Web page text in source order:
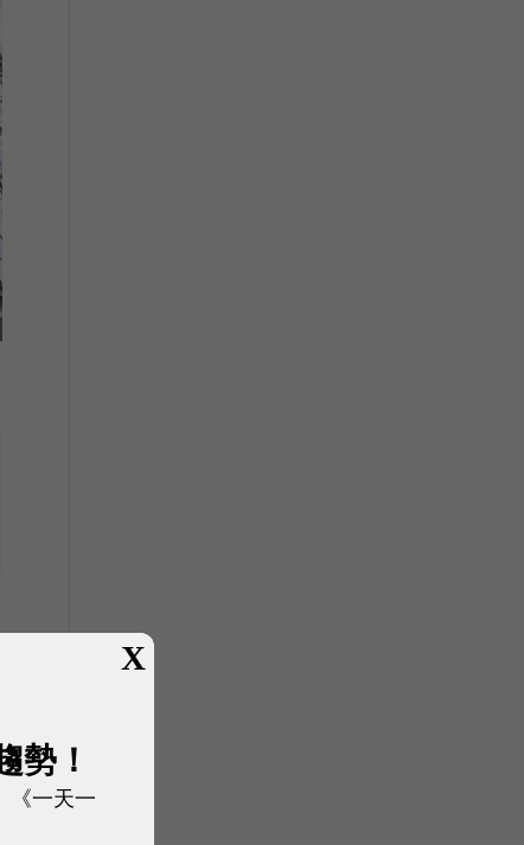
X
勢！
《一天一